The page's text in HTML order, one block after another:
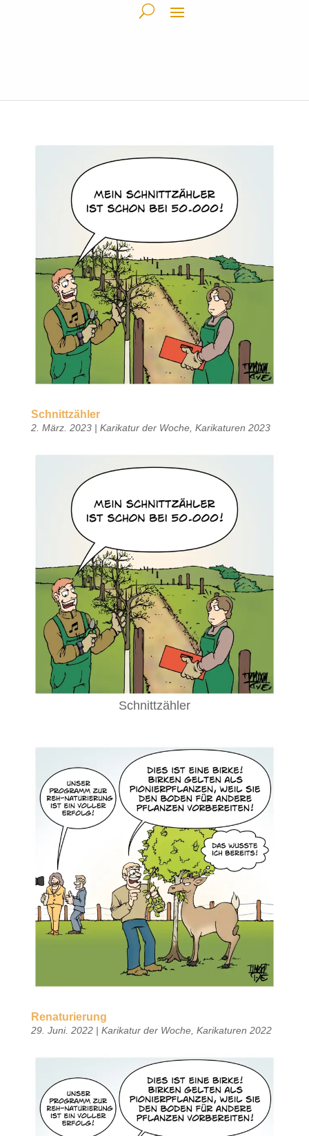
Schnittzähler
2. März. 2023| Karikatur der Woche, Karikaturen 2023
Schnittzähler
Renaturierung
29. Juni. 2022| Karikatur der Woche, Karikaturen 2022